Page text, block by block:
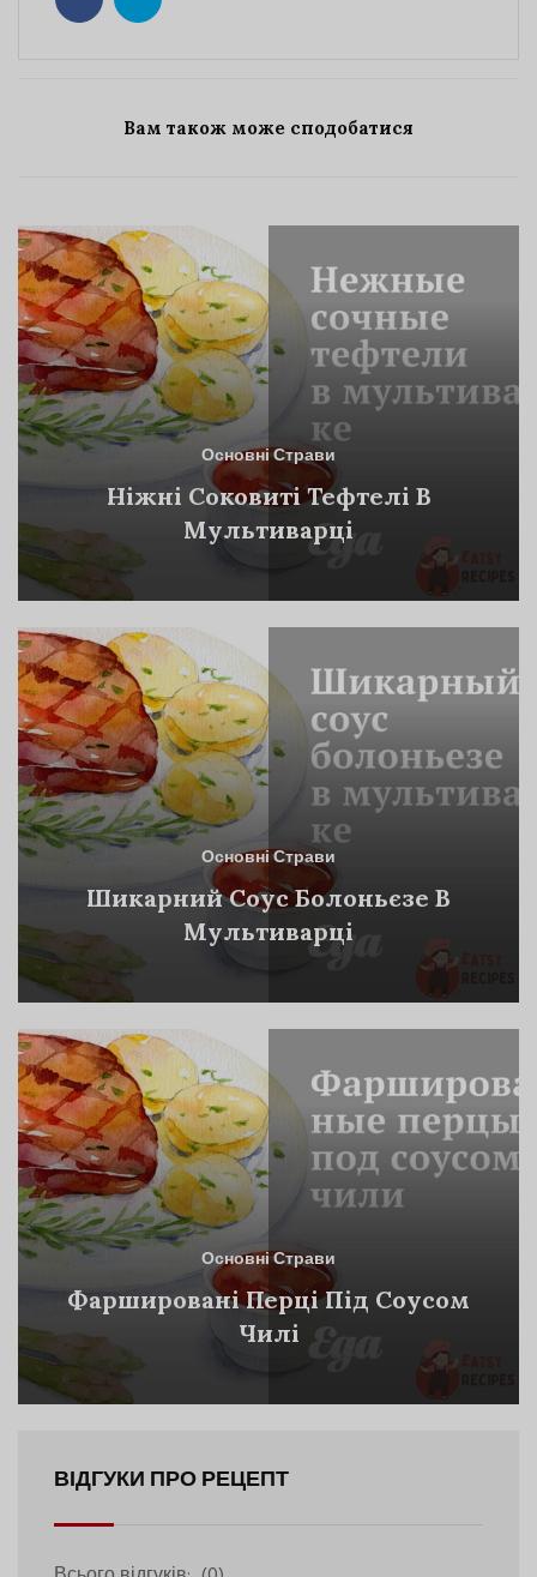
Вам також може сподобатися
Основні Страви
Ніжні Соковиті Тефтелі В
Мультиварці
Основні Страви
Шикарний Соус Болоньєзе В
Мультиварці
Основні Страви
Фаршировані Перці Під Соусом
Чилі
ВІДГУКИ ПРО РЕЦЕПТ